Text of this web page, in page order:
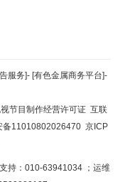
服务]- [有色金属商务平台]-
节目制作经营许可证 互联
备11010802026470 京ICP
持：010-63941034 ；运维